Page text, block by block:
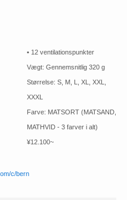
• 12 ventilationspunkter
Vægt: Gennemsnitlig 320 g
Størrelse: S, M, L, XL, XXL,
XXXL
Farve: MATSORT (MATSAND,
MATHVID - 3 farver i alt)
¥12.100~
c/bern